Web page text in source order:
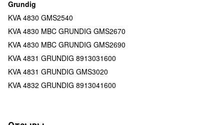
Grundig
KVA 4830 GMS2540
KVA 4830 MBC GRUNDIG GMS2670
KVA 4830 MBC GRUNDIG GMS2690
KVA 4831 GRUNDIG 8913031600
KVA 4831 GRUNDIG GMS3020
KVA 4832 GRUNDIG 8913041600